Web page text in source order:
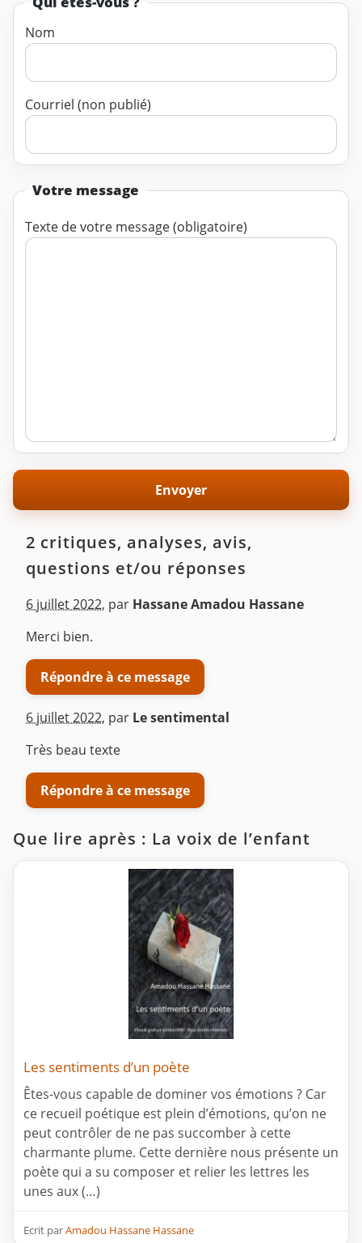
Nom
Courriel (non publié)
Votre message
Texte de votre message (obligatoire)
2 critiques, analyses, avis,
questions et/ou réponses
6 juillet 2022, par Hassane Amadou Hassane
Merci bien.
Répondre à ce message
6 juillet 2022, par Le sentimental
Très beau texte
Répondre à ce message
Que lire après : La voix de l’enfant
Les sentiments d’un poète
Êtes-vous capable de dominer vos émotions ? Car
ce recueil poétique est plein d’émotions, qu’on ne
peut contrôler de ne pas succomber à cette
charmante plume. Cette dernière nous présente un
poète qui a su composer et relier les lettres les
unes aux (…)
Ecrit parAmadou Hassane Hassane